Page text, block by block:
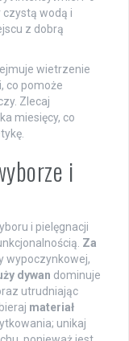
wodą i
z dobrą
wietrzenie
co pomoże
Zlecaj
miesięcy, co
i
i pielęgnacji
Za
wypoczynkowej,
dywan dominuje
utrudniając
materiał
unikaj